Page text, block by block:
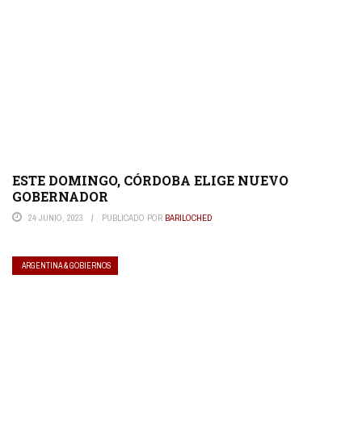
ESTE DOMINGO, CÓRDOBA ELIGE NUEVO
GOBERNADOR
24 JUNIO, 2023 PUBLICADO POR BARILOCHED
ARGENTINA & GOBIERNOS